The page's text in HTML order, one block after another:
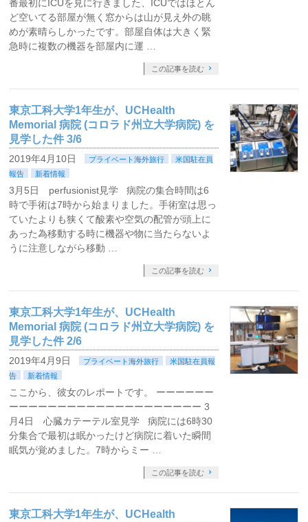
番最初にICUを見に行きました、ICUではほとん
ど空いてる部屋が無く窓からは山が見え外の眺
めが素晴らしかったです。部屋自体は大きく緊
急時に複数の機器を部屋内に運 …
この記事を読む
東京工科大学1年生が、UCHealth
Memorial 病院 (コロラド州立大学病院) を
見学した件 3/6
2019年4月10日 プライベート海外旅行
米国駐在員
報告
新着情報
3月5日 perfusionist見学 病院の集合時間は6
時で手術は7時から始まりました。手術室は思っ
ていたよりも狭くて酸素や空気の配管が頭上に
あった為移動する時に機器や物に当たらないよ
うに注意しながら移動 …
この記事を読む
東京工科大学1年生が、UCHealth
Memorial 病院 (コロラド州立大学病院) を
見学した件 2/6
2019年4月9日 プライベート海外旅行
米国駐在員報
告
新着情報
ここから、彼女のレポートです。 ーーーーーー
ーーーーーーーーーーーーーーーーーーーー 3
月4日 心臓カテーテル室見学 病院には6時30
分集合で最初は眠かったけど病院に着いた瞬間
眠気が覚めました。7時からミー …
この記事を読む
東京工科大学1年生が、UCHealth